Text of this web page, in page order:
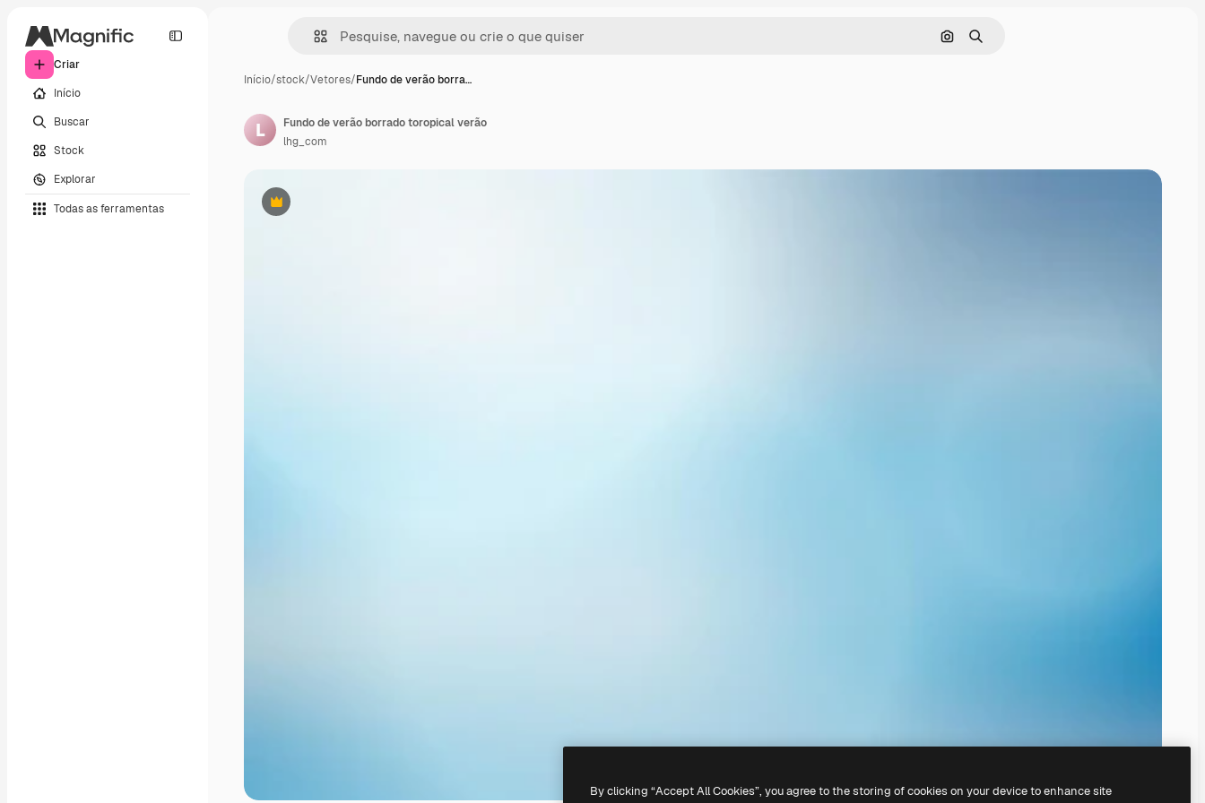
Criar
Início
Buscar
Stock
Explorar
Todas as ferramentas
Pesquisar por imagem
Buscar
Início/stock/Vetores/Fundo de verão borra…
Premium
Fundo de verão borrado toropical verão
lhg_com
By clicking “Accept All Cookies”, you agree to the storing of cookies on your device to enhance site